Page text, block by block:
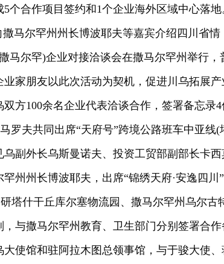
个合作项目签约和1个企业海外区域中心落地
马尔罕州州长博波耶夫等嘉宾介绍四川省情
马尔罕)企业对接洽谈会在撒马尔罕州举行
家朋友以此次活动为契机，促进川乌拓展
方100余名企业代表洽谈合作，签署备忘录4
罗夫共同出席“天府号”跨境公路班车中亚
副外长乌斯曼诺夫、投资工贸部副部长卡
州州长博波耶夫，出席“锦绣天府·安逸四川
塔什干丘库尔塞物流园、撒马尔罕州乌尔古
与撒马尔罕州教育、卫生部门分别签署合作
使馆和驻阿拉木图总领事馆，与于骏大使、